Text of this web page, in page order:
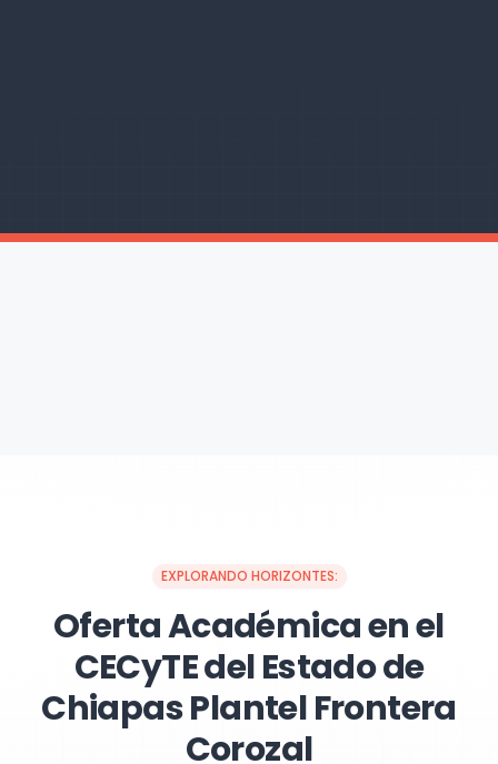
EXPLORANDO HORIZONTES:
Oferta Académica en el
CECyTE del Estado de
Chiapas Plantel Frontera
Corozal